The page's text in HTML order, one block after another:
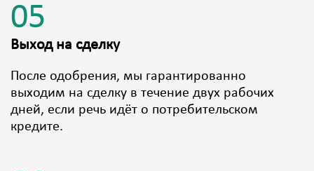
05
Выход на сделку
После одобрения, мы гарантированно
выходим на сделку в течение двух рабочих
дней, если речь идёт о потребительском
кредите.